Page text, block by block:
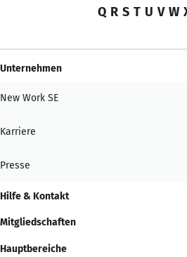
Q R S T U V W
Unternehmen
New Work SE
Karriere
Presse
Hilfe & Kontakt
Mitgliedschaften
Hauptbereiche